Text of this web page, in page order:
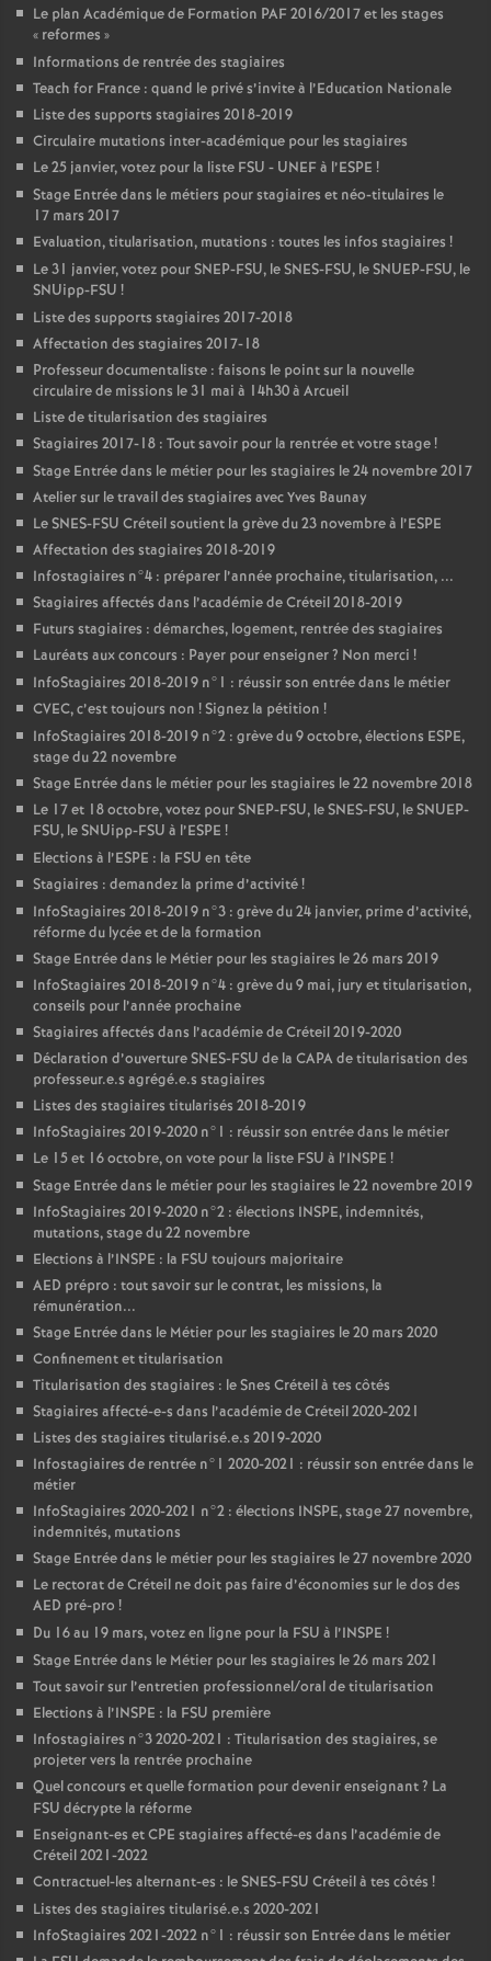
Le plan Académique de Formation PAF2016/2017 et les stages
« reformes »
Informations de rentrée des stagiaires
Teach for France : quand le privé s’invite à l’Education Nationale
Liste des supports stagiaires 2018-2019
Circulaire mutations inter-académique pour les stagiaires
Le 25 janvier, votez pour la liste FSU - UNEFà l’ESPE !
Stage Entrée dans le métiers pour stagiaires et néo-titulaires le
17 mars 2017
Evaluation, titularisation, mutations : toutes les infos stagiaires !
Le 31 janvier, votez pourSNEP-FSU, leSNES-FSU, leSNUEP-FSU, le
SNUipp-FSU !
Liste des supports stagiaires 2017-2018
Affectation des stagiaires 2017-18
Professeur documentaliste : faisons le point sur la nouvelle
circulaire de missions le 31 mai à 14h30 à Arcueil
Liste de titularisation des stagiaires
Stagiaires 2017-18 : Tout savoir pour la rentrée et votre stage!
Stage Entrée dans le métier pour les stagiaires le 24 novembre 2017
Atelier sur le travail des stagiaires avec Yves Baunay
LeSNES-FSU Créteil soutient la grève du 23 novembre à l’ESPE
Affectation des stagiaires 2018-2019
Infostagiaires n°4 : préparer l’année prochaine, titularisation, ...
Stagiaires affectés dans l’académie de Créteil 2018-2019
Futurs stagiaires : démarches, logement, rentrée des stagiaires
Lauréats aux concours : Payer pour enseigner? Non merci !
InfoStagiaires 2018-2019 n°1 : réussir son entrée dans le métier
CVEC, c’est toujours non ! Signez la pétition !
InfoStagiaires 2018-2019 n°2 : grève du 9 octobre, élections ESPE,
stage du 22 novembre
Stage Entrée dans le métier pour les stagiaires le 22 novembre 2018
Le 17 et 18 octobre, votez pourSNEP-FSU, leSNES-FSU, leSNUEP-
FSU, le SNUipp-FSU à l’ESPE !
Elections à l’ESPE : la FSU en tête
Stagiaires : demandez la prime d’activité!
InfoStagiaires 2018-2019 n°3 : grève du 24 janvier, prime d’activité,
réforme du lycée et de la formation
Stage Entrée dans le Métier pour les stagiaires le 26 mars 2019
InfoStagiaires 2018-2019 n°4 : grève du 9 mai, jury et titularisation,
conseils pour l’année prochaine
Stagiaires affectés dans l’académie de Créteil 2019-2020
Déclaration d’ouvertureSNES-FSU de la CAPAde titularisation des
professeur.e.s agrégé.e.s stagiaires
Listes des stagiaires titularisés 2018-2019
InfoStagiaires 2019-2020 n°1 : réussir son entrée dans le métier
Le 15 et 16 octobre, on vote pour la liste FSU à l’INSPE !
Stage Entrée dans le métier pour les stagiaires le 22 novembre 2019
InfoStagiaires 2019-2020 n°2 : élections INSPE, indemnités,
mutations, stage du 22 novembre
Elections à l’INSPE : la FSU toujours majoritaire
AED prépro : tout savoir sur le contrat, les missions, la
rémunération...
Stage Entrée dans le Métier pour les stagiaires le 20 mars 2020
Confinement et titularisation
Titularisation des stagiaires : le Snes Créteil à tes côtés
Stagiaires affecté-e-s dans l’académie de Créteil 2020-2021
Listes des stagiaires titularisé.e.s 2019-2020
Infostagiaires de rentrée n°1 2020-2021 : réussir son entrée dans le
métier
InfoStagiaires 2020-2021 n°2 : élections INSPE, stage 27 novembre,
indemnités, mutations
Stage Entrée dans le métier pour les stagiaires le 27 novembre 2020
Le rectorat de Créteil ne doit pas faire d’économies sur le dos des
AED pré-pro !
Du 16 au 19 mars, votez en ligne pour la FSU à l’INSPE !
Stage Entrée dans le Métier pour les stagiaires le 26 mars 2021
Tout savoir sur l’entretien professionnel/oral de titularisation
Elections à l’INSPE : la FSU première
Infostagiaires n°3 2020-2021 : Titularisation des stagiaires, se
projeter vers la rentrée prochaine
Quel concours et quelle formation pour devenir enseignant? La
FSU décrypte la réforme
Enseignant-es etCPE stagiaires affecté-es dans l’académie de
Créteil 2021-2022
Contractuel-les alternant-es : leSNES-FSU Créteil à tes côtés !
Listes des stagiaires titularisé.e.s 2020-2021
InfoStagiaires 2021-2022 n°1 : réussir son Entrée dans le métier